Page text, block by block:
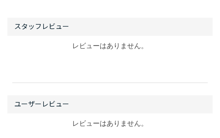
レビューはありません。
レビューはありません。